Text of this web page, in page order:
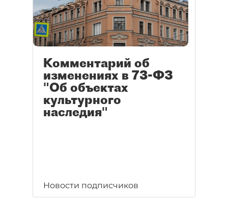
Комментарий об
изменениях в 73-ФЗ
"Об объектах
культурного
наследия"
Новости подписчиков